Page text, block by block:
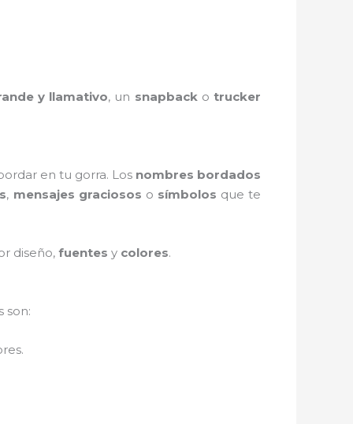
y llamativo, un snapback otrucker
en tu gorra. Los nombres bordados
, mensajes graciosos o símbolos que te
diseño, fuentes y colores.
son: